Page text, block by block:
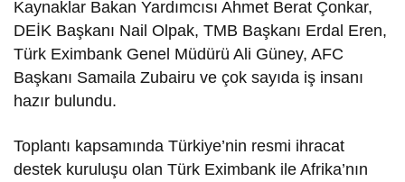
Kaynaklar Bakan Yardımcısı Ahmet Berat Çonkar,
DEİK Başkanı Nail Olpak, TMB Başkanı Erdal Eren,
Türk Eximbank Genel Müdürü Ali Güney, AFC
Başkanı Samaila Zubairu ve çok sayıda iş insanı
hazır bulundu.
Toplantı kapsamında Türkiye’nin resmi ihracat
destek kuruluşu olan Türk Eximbank ile Afrika’nın